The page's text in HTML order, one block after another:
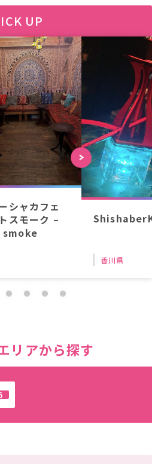
UP
シャカフェ
スモーク –
香川県
3 4 5 6
リアから探す